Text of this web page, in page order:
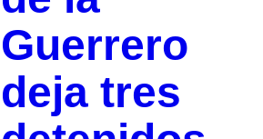
Guerrero
deja tres